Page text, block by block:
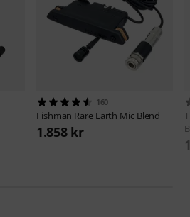
160
Fishman Rare Earth Mic Blend
1.858 kr